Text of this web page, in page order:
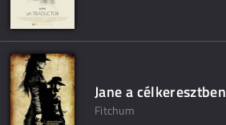
Jane a célkeresztben
Fitchum